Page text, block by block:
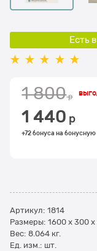
Есть
1 800 р
1 440 р
+72 бонуса на бонусную
Артикул: 1814
Размеры: 1600 x 300 x
Вес: 8.064 кг.
Ед. изм.: шт.